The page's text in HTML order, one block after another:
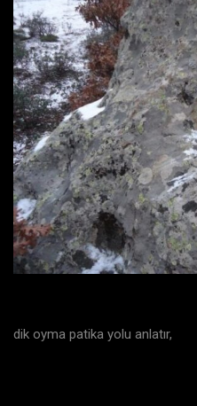
dik oyma patika yolu anlatır,